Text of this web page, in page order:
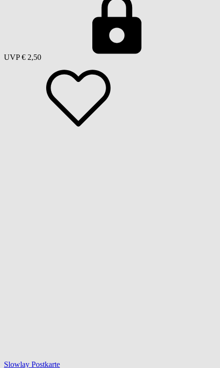
UVP € 2,50
Slowlay Postkarte